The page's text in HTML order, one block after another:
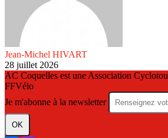
Jean-Michel HIVART
28 juillet 2026
AC Coquelles est une Association
FFVélo
Je m'abonne à la newsletter
OK